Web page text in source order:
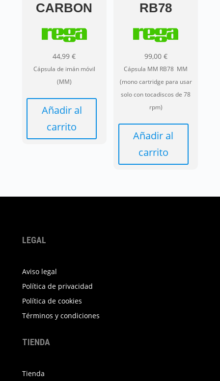
CARBON
44,99€
Cápsula de imán móvil
(MM)
Añadir al
carrito
RB78
99,00 €
Cápsula MM RB78 MM
(mono cartridge para usar
solo con tocadiscos de 78
rpm)
Añadir al
carrito
LEGAL
Aviso legal
Política de privacidad
Política de cookies
Términos y condiciones
TIENDA
Tienda